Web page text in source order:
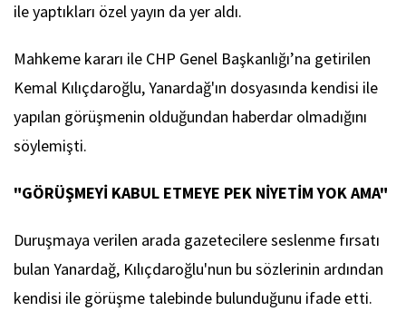
ile yaptıkları özel yayın da yer aldı.
Mahkeme kararı ile CHP Genel Başkanlığı’na getirilen
Kemal Kılıçdaroğlu, Yanardağ'ın dosyasında kendisi ile
yapılan görüşmenin olduğundan haberdar olmadığını
söylemişti.
"GÖRÜŞMEYİ KABUL ETMEYE PEK NİYETİM YOK AMA"
Duruşmaya verilen arada gazetecilere seslenme fırsatı
bulan Yanardağ, Kılıçdaroğlu'nun bu sözlerinin ardından
kendisi ile görüşme talebinde bulunduğunu ifade etti.